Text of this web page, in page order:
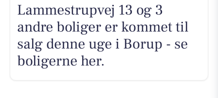
Lammestrupvej 13 og 3
andre boliger er kommet til
salg denne uge i Borup - se
boligerne her.